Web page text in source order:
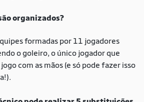
organizados?
formadas por 11 jogadores
o goleiro, o único jogador que
com as mãos (e só pode fazer isso